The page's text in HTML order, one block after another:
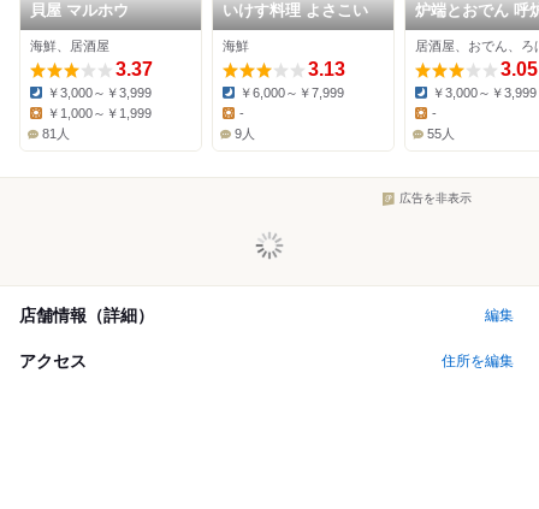
貝屋 マルホウ
海鮮、居酒屋
3.37
Dinner:
￥3,000～￥3,999
Lunch:
￥1,000～￥1,999
81人
いけす料理 よさこい
海鮮
3.13
Dinner:
￥6,000～￥7,999
Lunch:
-
9人
炉端とおでん 呼
来 姫路店
3.05
Dinner:
￥3,000～￥3,999
Lunch:
-
55人
広告を非表示
店舗情報（詳細） 編集
アクセス 住所を編集